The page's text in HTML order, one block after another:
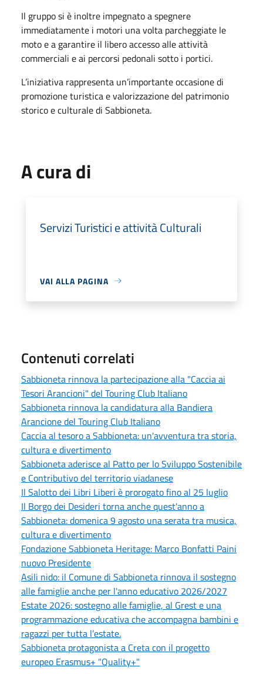
Il gruppo si è inoltre impegnato a spegnere
immediatamente i motori una volta parcheggiate le
moto e a garantire il libero accesso alle attività
commerciali e ai percorsi pedonali sotto i portici.
L’iniziativa rappresenta un’importante occasione di
promozione turistica e valorizzazione del patrimonio
storico e culturale di Sabbioneta.
A cura di
Servizi Turistici e attività Culturali
VAI ALLA PAGINA
Contenuti correlati
Sabbioneta rinnova la partecipazione alla "Caccia ai
Tesori Arancioni" del Touring Club Italiano
Sabbioneta rinnova la candidatura alla Bandiera
Arancione del Touring Club Italiano
Caccia al tesoro a Sabbioneta: un'avventura tra storia,
cultura e divertimento
Sabbioneta aderisce al Patto per lo Sviluppo Sostenibile
e Contributivo del territorio viadanese
Il Salotto dei Libri Liberi è prorogato fino al 25 luglio
Il Borgo dei Desideri torna anche quest'anno a
Sabbioneta: domenica 9 agosto una serata tra musica,
cultura e divertimento
Fondazione Sabbioneta Heritage: Marco Bonfatti Paini
nuovo Presidente
Asili nido: il Comune di Sabbioneta rinnova il sostegno
alle famiglie anche per l'anno educativo 2026/2027
Estate 2026: sostegno alle famiglie, al Grest e una
programmazione educativa che accompagna bambini e
ragazzi per tutta l’estate.
Sabbioneta protagonista a Creta con il progetto
europeo Erasmus+ "Quality+"